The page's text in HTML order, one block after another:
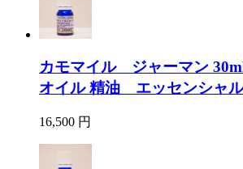
カモマイル ジャーマン
オイル 精油 エッセンシャ
16,500 円